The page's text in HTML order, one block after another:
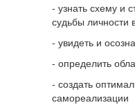
- узнать схему и
судьбы личности
- увидеть и
- определить
- создать
самореализации